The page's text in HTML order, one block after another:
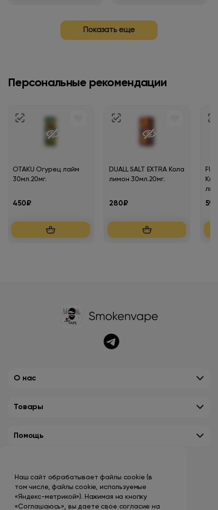
Наш сайт обрабатывает файлы cookie (в
том числе, файлы cookie, используемые
«Яндекс-метрикой»). Нажимая на кнопку
«Соглашаюсь», вы даете свое согласие на
Показать еще
Персональные рекомендации
OTAKU Огурец лайм
30мл.20мг.
450₽
DUALL SALT EXTRA Кола
лимон 30мл.20мг.
280₽
О нас
Товары
Помощь
+7 (495) 149-10-99
promo@smokenvape.su